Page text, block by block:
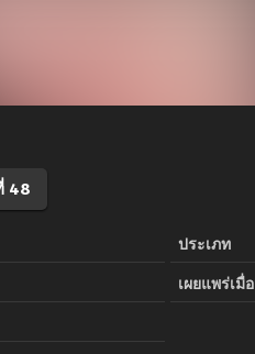
48
ประเภท
เผยแพร่เมื่อ